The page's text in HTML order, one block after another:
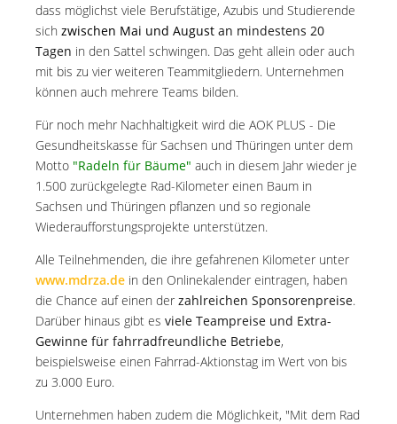
dass möglichst viele Berufstätige, Azubis und Studierende
sich zwischen Mai und August an mindestens 20
Tagen in den Sattel schwingen. Das geht allein oder auch
mit bis zu vier weiteren Teammitgliedern. Unternehmen
können auch mehrere Teams bilden.
Für noch mehr Nachhaltigkeit wird die AOK PLUS - Die
Gesundheitskasse für Sachsen und Thüringen unter dem
Motto "Radeln für Bäume" auch in diesem Jahr wieder je
1.500 zurückgelegte Rad-Kilometer einen Baum in
Sachsen und Thüringen pflanzen und so regionale
Wiederaufforstungsprojekte unterstützen.
Alle Teilnehmenden, die ihre gefahrenen Kilometer unter
www.mdrza.de in den Onlinekalender eintragen, haben
die Chance auf einen der zahlreichen Sponsorenpreise.
Darüber hinaus gibt es viele Teampreise und Extra-
Gewinne für fahrradfreundliche Betriebe,
beispielsweise einen Fahrrad-Aktionstag im Wert von bis
zu 3.000 Euro.
Unternehmen haben zudem die Möglichkeit, "Mit dem Rad